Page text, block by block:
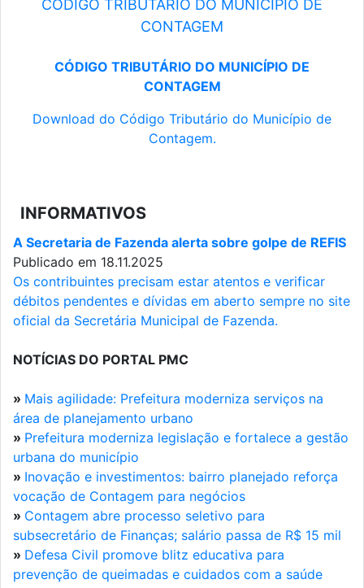
CÓDIGO TRIBUTÁRIO DO MUNICÍPIO DE
CONTAGEM
CÓDIGO TRIBUTÁRIO DO MUNICÍPIO DE
CONTAGEM
Download do Código Tributário do Município de
Contagem.
INFORMATIVOS
A Secretaria de Fazenda alerta sobre golpe de REFIS
Publicado em 18.11.2025
Os contribuintes precisam estar atentos e verificar
débitos pendentes e dívidas em aberto sempre no site
oficial da Secretária Municipal de Fazenda.
NOTÍCIAS DO PORTAL PMC
» Mais agilidade: Prefeitura moderniza serviços na
área de planejamento urbano
» Prefeitura moderniza legislação e fortalece a gestão
urbana do município
» Inovação e investimentos: bairro planejado reforça
vocação de Contagem para negócios
» Contagem abre processo seletivo para
subsecretário de Finanças; salário passa de R$ 15 mil
» Defesa Civil promove blitz educativa para
prevenção de queimadas e cuidados com a saúde